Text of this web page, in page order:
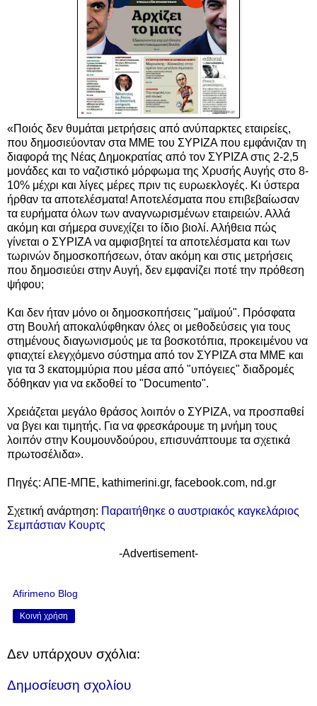
«Ποιός δεν θυμάται μετρήσεις από ανύπαρκτες εταιρείες,
που δημοσιεύονταν στα ΜΜΕ του ΣΥΡΙΖΑ που εμφάνιζαν τη
διαφορά της Νέας Δημοκρατίας από τον ΣΥΡΙΖΑ στις 2-2,5
μονάδες και το ναζιστικό μόρφωμα της Χρυσής Αυγής στο 8-
10% μέχρι και λίγες μέρες πριν τις ευρωεκλογές. Κι ύστερα
ήρθαν τα αποτελέσματα! Αποτελέσματα που επιβεβαίωσαν
τα ευρήματα όλων των αναγνωρισμένων εταιρειών. Αλλά
ακόμη και σήμερα συνεχίζει το ίδιο βιολί. Αλήθεια πώς
γίνεται ο ΣΥΡΙΖΑ να αμφισβητεί τα αποτελέσματα και των
τωρινών δημοσκοπήσεων, όταν ακόμη και στις μετρήσεις
που δημοσιεύει στην Αυγή, δεν εμφανίζει ποτέ την πρόθεση
ψήφου;
Και δεν ήταν μόνο οι δημοσκοπήσεις "μαϊμού". Πρόσφατα
στη Βουλή αποκαλύφθηκαν όλες οι μεθοδεύσεις για τους
στημένους διαγωνισμούς με τα βοσκοτόπια, προκειμένου να
φτιαχτεί ελεγχόμενο σύστημα από τον ΣΥΡΙΖΑ στα ΜΜΕ και
για τα 3 εκατομμύρια που μέσα από "υπόγειες" διαδρομές
δόθηκαν για να εκδοθεί το "Documento".
Χρειάζεται μεγάλο θράσος λοιπόν ο ΣΥΡΙΖΑ, να προσπαθεί
να βγει και τιμητής. Για να φρεσκάρουμε τη μνήμη τους
λοιπόν στην Κουμουνδούρου, επισυνάπτουμε τα σχετικά
πρωτοσέλιδα».
Πηγές: ΑΠΕ-ΜΠΕ, kathimerini.gr, facebook.com, nd.gr
Σχετική ανάρτηση: Παραιτήθηκε ο αυστριακός καγκελάριος
Σεμπάστιαν Κουρτς
-Advertisement-
Afirimeno Blog
Κοινή χρήση
Δεν υπάρχουν σχόλια:
Δημοσίευση σχολίου